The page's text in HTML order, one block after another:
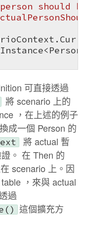
should
可直接透過
將 scenario 上的
，在上述的例子
成一個 Person 的
將 actual 暫
。 在 Then 的
scenario 上。因
，來與 actual
過
() 這個擴充方